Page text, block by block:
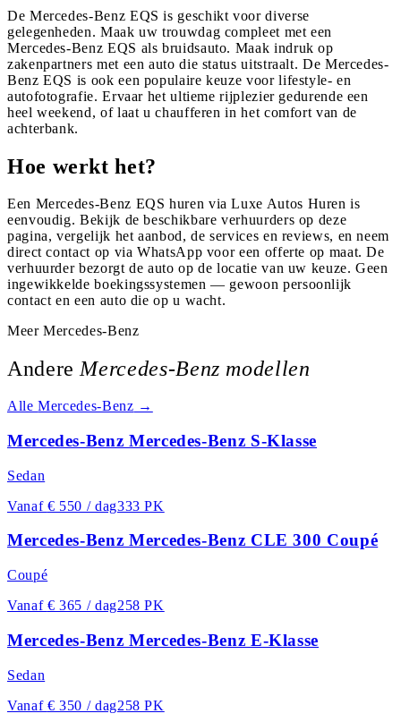
De Mercedes-Benz EQS is geschikt voor diverse
gelegenheden. Maak uw trouwdag compleet met een
Mercedes-Benz EQS als bruidsauto. Maak indruk op
zakenpartners met een auto die status uitstraalt. De Mercedes-
Benz EQS is ook een populaire keuze voor lifestyle- en
autofotografie. Ervaar het ultieme rijplezier gedurende een
heel weekend, of laat u chaufferen in het comfort van de
achterbank.
Hoe werkt het?
Een Mercedes-Benz EQS huren via Luxe Autos Huren is
eenvoudig. Bekijk de beschikbare verhuurders op deze
pagina, vergelijk het aanbod, de services en reviews, en neem
direct contact op via WhatsApp voor een offerte op maat. De
verhuurder bezorgt de auto op de locatie van uw keuze. Geen
ingewikkelde boekingssystemen — gewoon persoonlijk
contact en een auto die op u wacht.
MeerMercedes-Benz
AndereMercedes-Benz modellen
AlleMercedes-Benz →
Mercedes-Benz Mercedes-Benz S-Klasse
Sedan
Vanaf € 550 / dag333 PK
Mercedes-Benz Mercedes-Benz CLE 300 Coupé
Coupé
Vanaf € 365 / dag258 PK
Mercedes-Benz Mercedes-Benz E-Klasse
Sedan
Vanaf € 350 / dag258 PK